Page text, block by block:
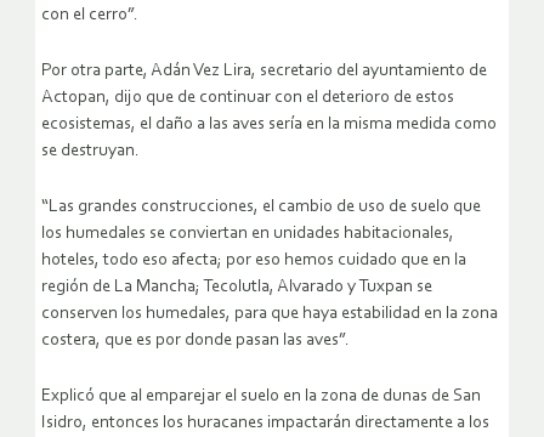
con el cerro”.
Por otra parte, Adán Vez Lira, secretario del ayuntamiento de
Actopan, dijo que de continuar con el deterioro de estos
ecosistemas, el daño a las aves sería en la misma medida como
se destruyan.
“Las grandes construcciones, el cambio de uso de suelo que
los humedales se conviertan en unidades habitacionales,
hoteles, todo eso afecta; por eso hemos cuidado que en la
región de La Mancha; Tecolutla, Alvarado y Tuxpan se
conserven los humedales, para que haya estabilidad en la zona
costera, que es por donde pasan las aves”.
Explicó que al emparejar el suelo en la zona de dunas de San
Isidro, entonces los huracanes impactarán directamente a los